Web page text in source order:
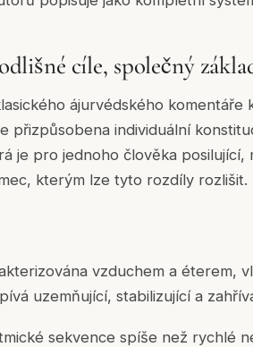
cíle, společný
ájurvédského
přizpůsobena individuální
je pro jednoho člověka
kterým lze tyto rozdíly rozlišit.
vzduchem a éterem,
uzemňující, stabilizující a
sekvence spíše než rychlé